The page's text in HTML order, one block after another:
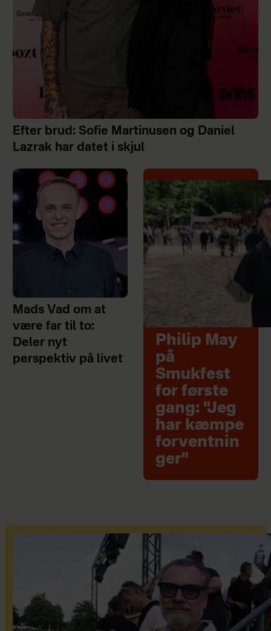
Efter brud: Sofie Martinusen og Daniel
Lazrak har datet i skjul
Mads Vad om at
være far til to:
Deler nyt
perspektiv på livet
Philip May
på
Smukfest
for første
gang: "Jeg
har kæmpe
forventnin
ger"